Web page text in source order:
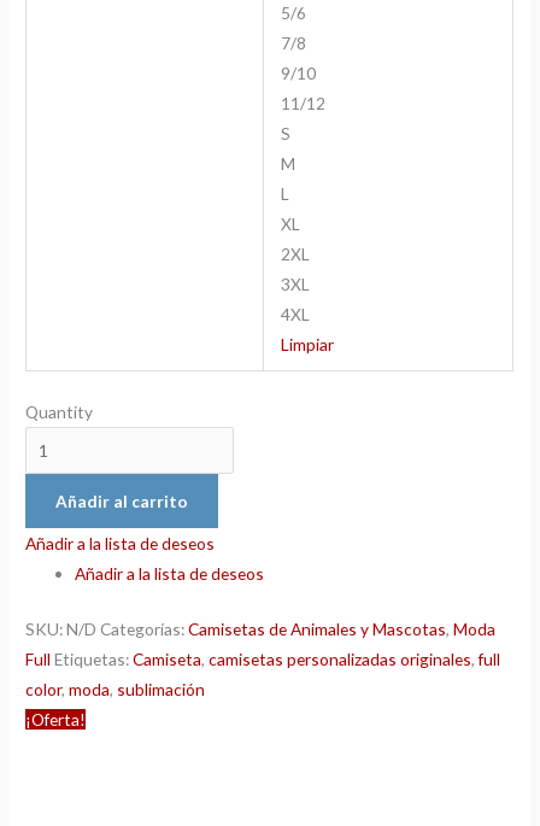
5/6
7/8
9/10
11/12
S
M
L
XL
2XL
3XL
4XL
Limpiar
Quantity
Añadir al carrito
Añadir a la lista de deseos
Añadir a la lista de deseos
SKU:N/D Categorías:Camisetas de Animales y Mascotas,Moda
Full Etiquetas:Camiseta,camisetas personalizadas originales,full
color,moda, sublimación
¡Oferta!